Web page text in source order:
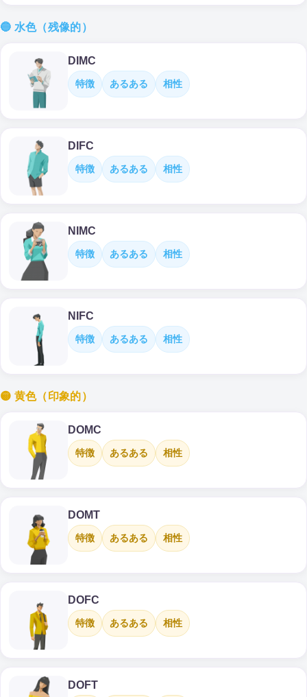
🔵 水色（残像的）
DIMC
特徴 あるある 相性
DIFC
特徴 あるある 相性
NIMC
特徴 あるある 相性
NIFC
特徴 あるある 相性
🟡 黄色（印象的）
DOMC
特徴 あるある 相性
DOMT
特徴 あるある 相性
DOFC
特徴 あるある 相性
DOFT